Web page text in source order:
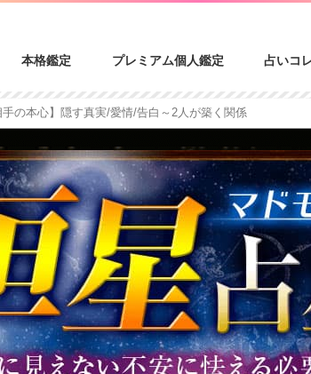
本格鑑定 プレミアム個人鑑定 占いコ
の本心】隠す真実/愛情/告白～2人が築く関係